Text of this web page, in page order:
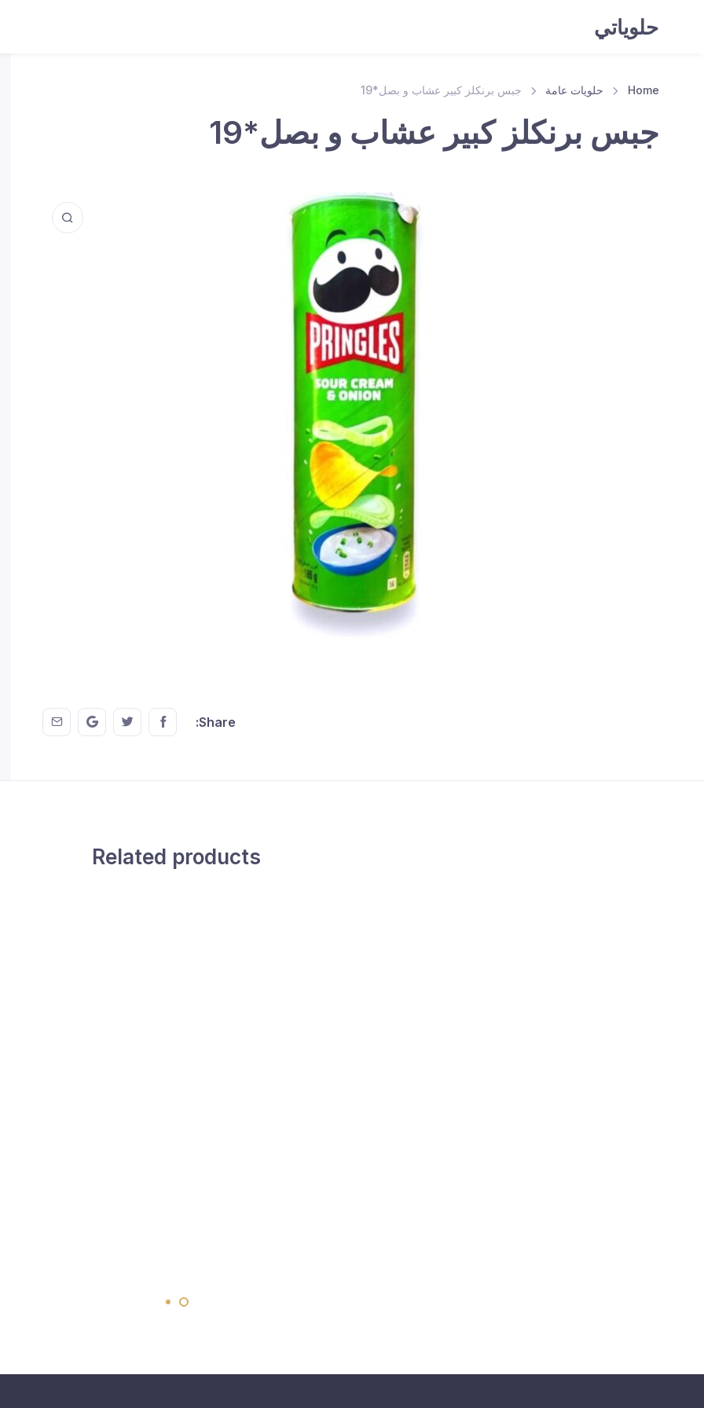
حلوياتي
Home حلويات عامة جبس برنكلز كبير عشاب و بصل*19
جبس برنكلز كبير عشاب و بصل*19
Share:
Share this on FaceBook
Share this on Twitter
on GMail
Related products